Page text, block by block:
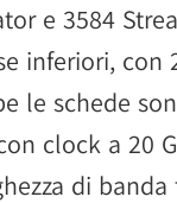
e 3584
inferiori, con
le schede
clock a 20
di